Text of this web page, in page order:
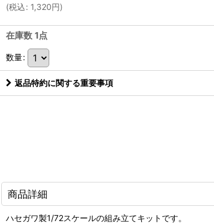
(税込: 1,320円)
在庫数 1点
数量:
返品特約に関する重要事項
商品詳細
ハセガワ製1/72スケールの組み立てキットです。